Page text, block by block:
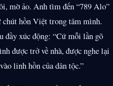
mờ ảo. Anh tìm đến “789 Alo”
hồn Việt trong tâm mình.
đầy xúc động: “Cứ mỗi lần gõ
được trở về nhà, được nghe lại
linh hồn của dân tộc.”